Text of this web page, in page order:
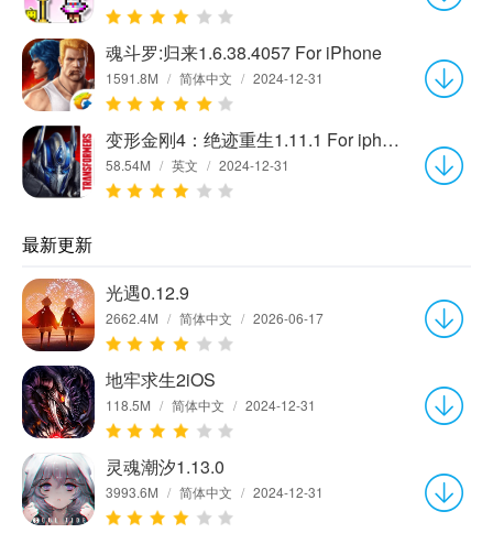
魂斗罗:归来1.6.38.4057 For iPhone
1591.8M / 简体中文 / 2024-12-31
变形金刚4：绝迹重生1.11.1 For iphone
58.54M / 英文 / 2024-12-31
最新更新
光遇0.12.9
2662.4M / 简体中文 / 2026-06-17
地牢求生2iOS
118.5M / 简体中文 / 2024-12-31
灵魂潮汐1.13.0
3993.6M / 简体中文 / 2024-12-31